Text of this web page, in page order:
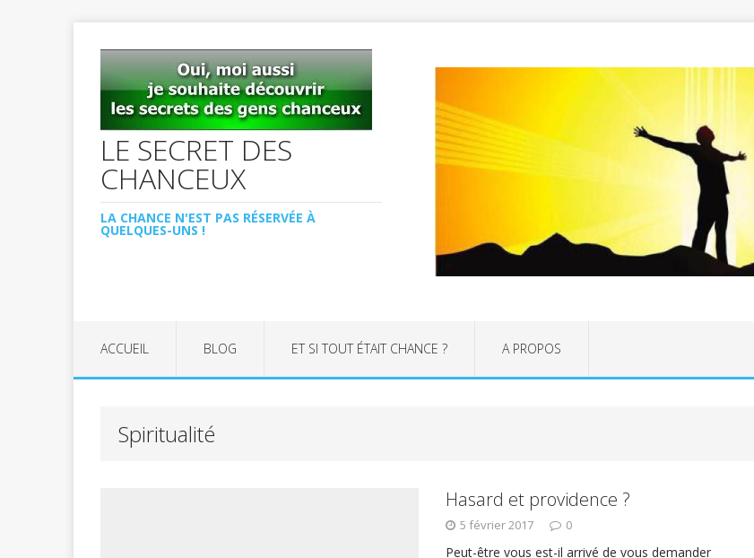
LE SECRET DES
CHANCEUX
LA CHANCE N'EST PAS RÉSERVÉE À
QUELQUES-UNS !
ACCUEIL BLOG ET SI TOUT ÉTAIT CHANCE ? A PROPOS
Spiritualité
Hasard et providence ?
5 février 2017 0
Peut-être vous est-il arrivé de vous demander